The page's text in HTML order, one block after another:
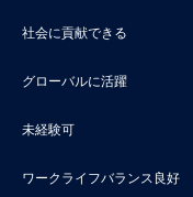
社会に貢献できる
グローバルに活躍
未経験可
ワークライフバランス良好